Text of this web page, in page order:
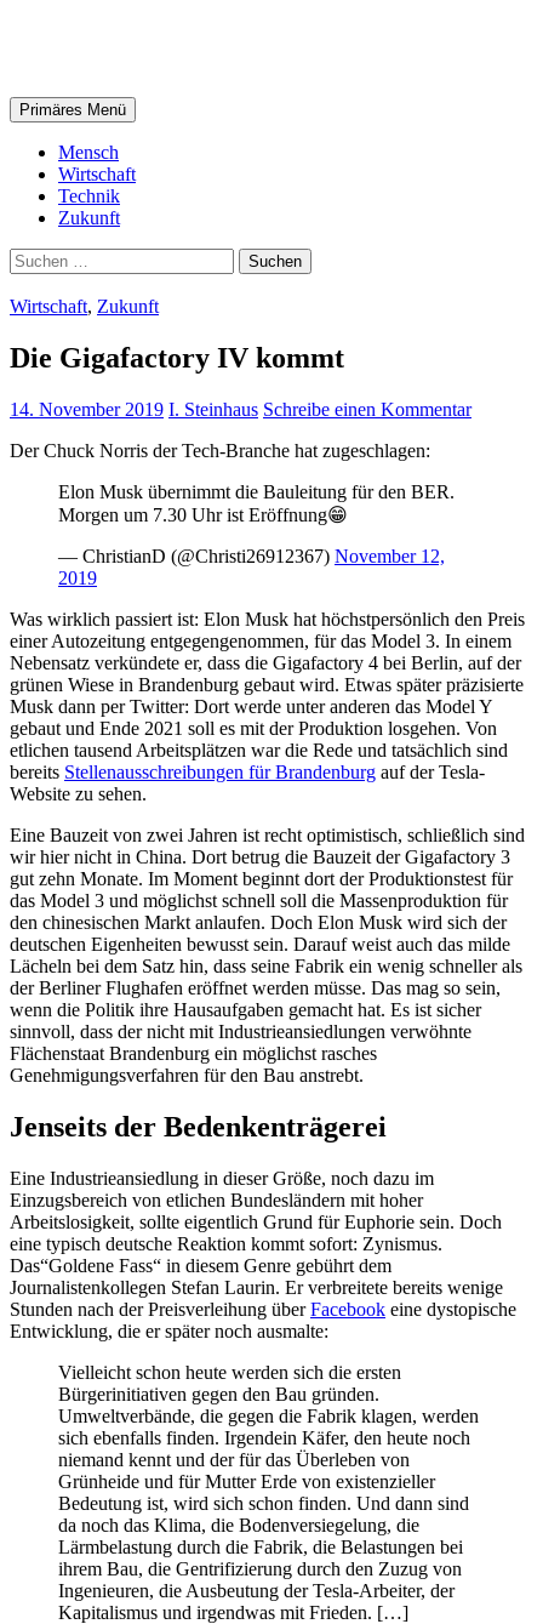
Suchen
Primäres Menü
Mensch
Wirtschaft
Technik
Zukunft
Suchen
nach:
Wirtschaft, Zukunft
Die Gigafactory IV kommt
14. November 2019 I. Steinhaus Schreibe einen Kommentar
Der Chuck Norris der Tech-Branche hat zugeschlagen:
Elon Musk übernimmt die Bauleitung für den BER.
Morgen um 7.30 Uhr ist Eröffnung😁
— ChristianD (@Christi26912367) November 12,
2019
Was wirklich passiert ist: Elon Musk hat höchstpersönlich den Preis
einer Autozeitung entgegengenommen, für das Model 3. In einem
Nebensatz verkündete er, dass die Gigafactory 4 bei Berlin, auf der
grünen Wiese in Brandenburg gebaut wird. Etwas später präzisierte
Musk dann per Twitter: Dort werde unter anderen das Model Y
gebaut und Ende 2021 soll es mit der Produktion losgehen. Von
etlichen tausend Arbeitsplätzen war die Rede und tatsächlich sind
bereits Stellenausschreibungen für Brandenburg auf der Tesla-
Website zu sehen.
Eine Bauzeit von zwei Jahren ist recht optimistisch, schließlich sind
wir hier nicht in China. Dort betrug die Bauzeit der Gigafactory 3
gut zehn Monate. Im Moment beginnt dort der Produktionstest für
das Model 3 und möglichst schnell soll die Massenproduktion für
den chinesischen Markt anlaufen. Doch Elon Musk wird sich der
deutschen Eigenheiten bewusst sein. Darauf weist auch das milde
Lächeln bei dem Satz hin, dass seine Fabrik ein wenig schneller als
der Berliner Flughafen eröffnet werden müsse. Das mag so sein,
wenn die Politik ihre Hausaufgaben gemacht hat. Es ist sicher
sinnvoll, dass der nicht mit Industrieansiedlungen verwöhnte
Flächenstaat Brandenburg ein möglichst rasches
Genehmigungsverfahren für den Bau anstrebt.
Jenseits der Bedenkenträgerei
Eine Industrieansiedlung in dieser Größe, noch dazu im
Einzugsbereich von etlichen Bundesländern mit hoher
Arbeitslosigkeit, sollte eigentlich Grund für Euphorie sein. Doch
eine typisch deutsche Reaktion kommt sofort: Zynismus.
Das“Goldene Fass“ in diesem Genre gebührt dem
Journalistenkollegen Stefan Laurin. Er verbreitete bereits wenige
Stunden nach der Preisverleihung überFacebook eine dystopische
Entwicklung, die er später noch ausmalte:
Vielleicht schon heute werden sich die ersten
Bürgerinitiativen gegen den Bau gründen.
Umweltverbände, die gegen die Fabrik klagen, werden
sich ebenfalls finden. Irgendein Käfer, den heute noch
niemand kennt und der für das Überleben von
Grünheide und für Mutter Erde von existenzieller
Bedeutung ist, wird sich schon finden. Und dann sind
da noch das Klima, die Bodenversiegelung, die
Lärmbelastung durch die Fabrik, die Belastungen bei
ihrem Bau, die Gentrifizierung durch den Zuzug von
Ingenieuren, die Ausbeutung der Tesla-Arbeiter, der
Kapitalismus und irgendwas mit Frieden. […]